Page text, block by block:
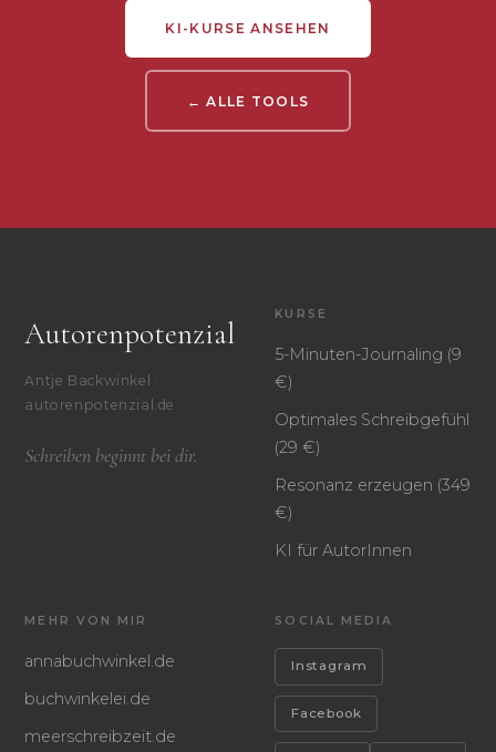
KI-KURSE ANSEHEN
← ALLE TOOLS
Autorenpotenzial
Antje Backwinkel ·
autorenpotenzial.de
Schreiben beginnt bei dir.
KURSE
5-Minuten-Journaling (9
€)
Optimales Schreibgefühl
(29 €)
Resonanz erzeugen (349
€)
KI für AutorInnen
MEHR VON MIR
annabuchwinkel.de
buchwinkelei.de
meerschreibzeit.de
SOCIAL MEDIA
Instagram
Facebook